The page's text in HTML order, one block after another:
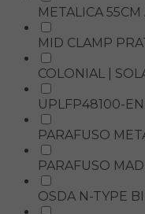
METALICA
MID CLAMP
COLONIAL |
UPLFP48100-
PARAFUSO
PARAFUSO
OSDA N-TYPE